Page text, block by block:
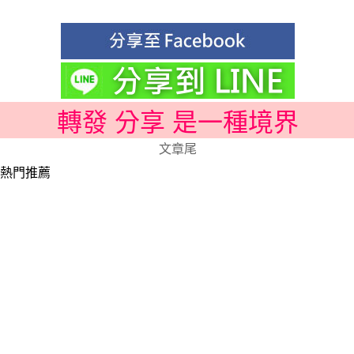
轉發 分享 是一種境界
文章尾
熱門推薦